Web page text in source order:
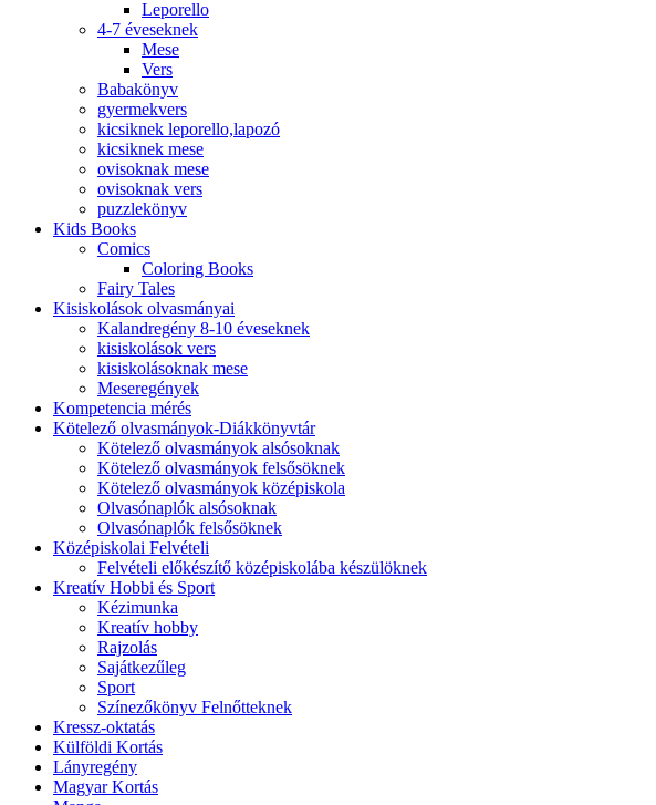
Leporello
4-7 éveseknek
Mese
Vers
Babakönyv
gyermekvers
kicsiknek leporello,lapozó
kicsiknek mese
ovisoknak mese
ovisoknak vers
puzzlekönyv
Kids Books
Comics
Coloring Books
Fairy Tales
Kisiskolások olvasmányai
Kalandregény 8-10 éveseknek
kisiskolások vers
kisiskolásoknak mese
Meseregények
Kompetencia mérés
Kötelező olvasmányok-Diákkönyvtár
Kötelező olvasmányok alsósoknak
Kötelező olvasmányok felsősöknek
Kötelező olvasmányok középiskola
Olvasónaplók alsósoknak
Olvasónaplók felsősöknek
Középiskolai Felvételi
Felvételi előkészítő középiskolába készülöknek
Kreatív Hobbi és Sport
Kézimunka
Kreatív hobby
Rajzolás
Sajátkezűleg
Sport
Színezőkönyv Felnőtteknek
Kressz-oktatás
Külföldi Kortás
Lányregény
Magyar Kortás